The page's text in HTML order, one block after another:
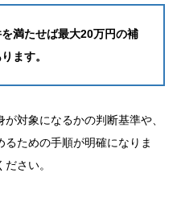
満たせば最大20万円の補
ます。
対象になるかの判断基準や、
ための手順が明確になりま
さい。